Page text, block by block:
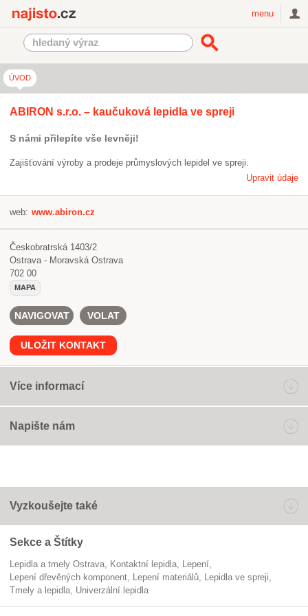
menu
ÚVOD
ABIRON s.r.o. – kaučuková lepidla ve spreji
S námi přilepíte vše levněji!
Zajišťování výroby a prodeje průmyslových lepidel ve spreji.
Upravit údaje
web: www.abiron.cz
Českobratrská 1403/2
Ostrava - Moravská Ostrava
702 00
MAPA
NAVIGOVAT VOLAT
ULOŽIT KONTAKT
Více informací
Napište nám
Vyzkoušejte také
Sekce a Štítky
Lepidla a tmely Ostrava kontaktní lepidla
lepení
lepení dřevěných komponent
lepení materiálů
lepidla ve spreji
Tmely a lepidla
univerzální lepidla